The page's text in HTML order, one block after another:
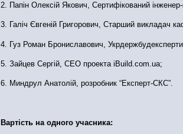
2. Папін Олексій Якович, Сертифікований
3. Галіч Євгеній Григорович, Старший викладач
4. Гуз Роман Брониславович,
5. Зайцев Сергій, СЕО проекта iBuild.com.ua;
6. Миндрул Анатолій, розробник “Експерт-СКС”.
Вартість на одного учасника: